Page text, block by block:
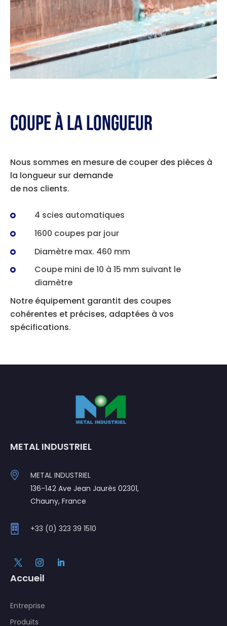
COUPE À LA LONGUEUR
Nous sommes en mesure de couper des pièces à
la longueur sur demande
de nos clients.
4 scies automatiques
1600 coupes par jour
Diamètre max. 460 mm
Coupe mini de 10 à 15 mm suivant le
diamètre
Notre équipement garantit des coupes
cohérentes et précises, adaptées à vos
spécifications.
METAL INDUSTRIEL
METAL INDUSTRIEL
136-142 Ave Jean Jaurès 02301,
Chauny, France
+33 (0) 323 39 1510
Accueil
Entreprise
Produits